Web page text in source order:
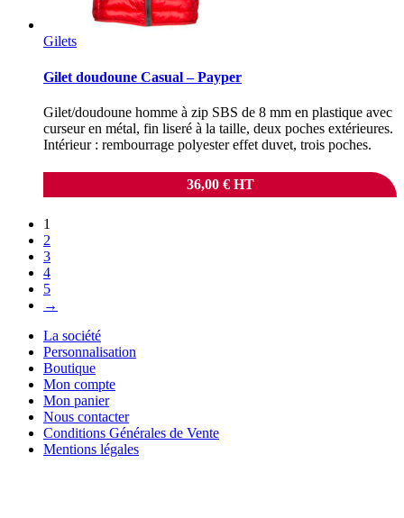
Gilets
Gilet doudoune Casual – Payper
Gilet/doudoune homme à zip SBS de 8 mm en plastique avec
curseur en métal, fin liseré à la taille, deux poches extérieures.
Intérieur : rembourrage polyester effet duvet, trois poches.
36,00 €HT
1
2
3
4
5
→
La société
Personnalisation
Boutique
Mon compte
Mon panier
Nous contacter
Conditions Générales de Vente
Mentions légales